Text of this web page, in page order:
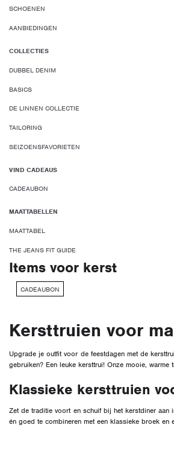
SCHOENEN
AANBIEDINGEN
COLLECTIES
DUBBEL DENIM
BASICS
DE LINNEN COLLECTIE
TAILORING
SEIZOENSFAVORIETEN
VIND CADEAUS
CADEAUBON
MAATTABELLEN
MAATTABEL
THE JEANS FIT GUIDE
Items voor kerst
CADEAUBON
Kersttruien voor
Upgrade je outfit voor de feestdagen met de
gebruiken? Een leuke kersttrui! Onze mooie,
Klassieke kersttruien
Zet de traditie voort en schuif bij het kerstdiner aan
én goed te combineren met een klassieke broek en